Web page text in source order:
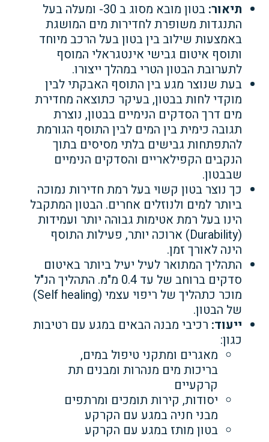
תיאור:
בטון מובא מסוג ב 30- ומעלה בעל
התנגדות משופרת לחדירות מים המושגת
באמצעות שילוב בין בטון בעל הרכב מיוחד
ותוסף איטום גבישי אינטגראלי המוסף
לתערובת הבטון הטרי במהלך ייצורו.
בעת שנוצר מגע בין התוסף האבקתי לבין
מוקדי לחות בבטון, בעיקר כתוצאה מחדירת
מים דרך הסדקים הנימיים בבטון, נוצרת
תגובה כימית בין המים לבין התוסף הגורמת
להתפתחות גבישים בלתי מסיסים בתוך
הנקבים הקפילאריים והסדקים הנימיים
שבבטון.
כך נוצר בטון קשוי בעל רמת חדירות נמוכה
ביותר למים ולנוזלים אחרים. הבטון המתקבל
הינו בעל רמת אטימות גבוהה יותר ועמידות
(Durability) ארוכה יותר, פעילות התוסף
הינה לאורך זמן.
התהליך המתואר לעיל יעיל ביותר באיטום
סדקים ברוחב של עד 0.4 מ"מ. התהליך הנ"ל
מוכר כתהליך של ריפוי עצמי (Self healing)
של הבטון.
ייעוד: רכיבי מבנה הבאים במגע עם רטיבות
כגון:
מאגרים ומתקני טיפול במים,
בריכות מים מנהרות ומבנים תת
קרקעיים
יסודות, קירות תומכים ומרתפים
מבני חניה במגע עם הקרקע
בטון מותז במגע עם הקרקע